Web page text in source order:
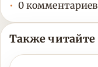
0 комментариев
Также читайте